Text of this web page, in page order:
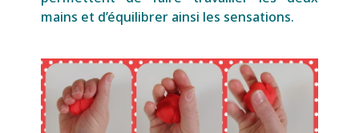
mains et d’équilibrer ainsi les sensations.